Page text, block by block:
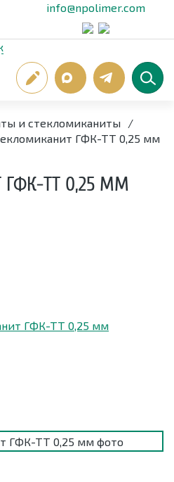
info@npolimer.com
и стекломиканиты
/
ГФК-ТТ 0,25 мм
ТТ 0,25 ММ